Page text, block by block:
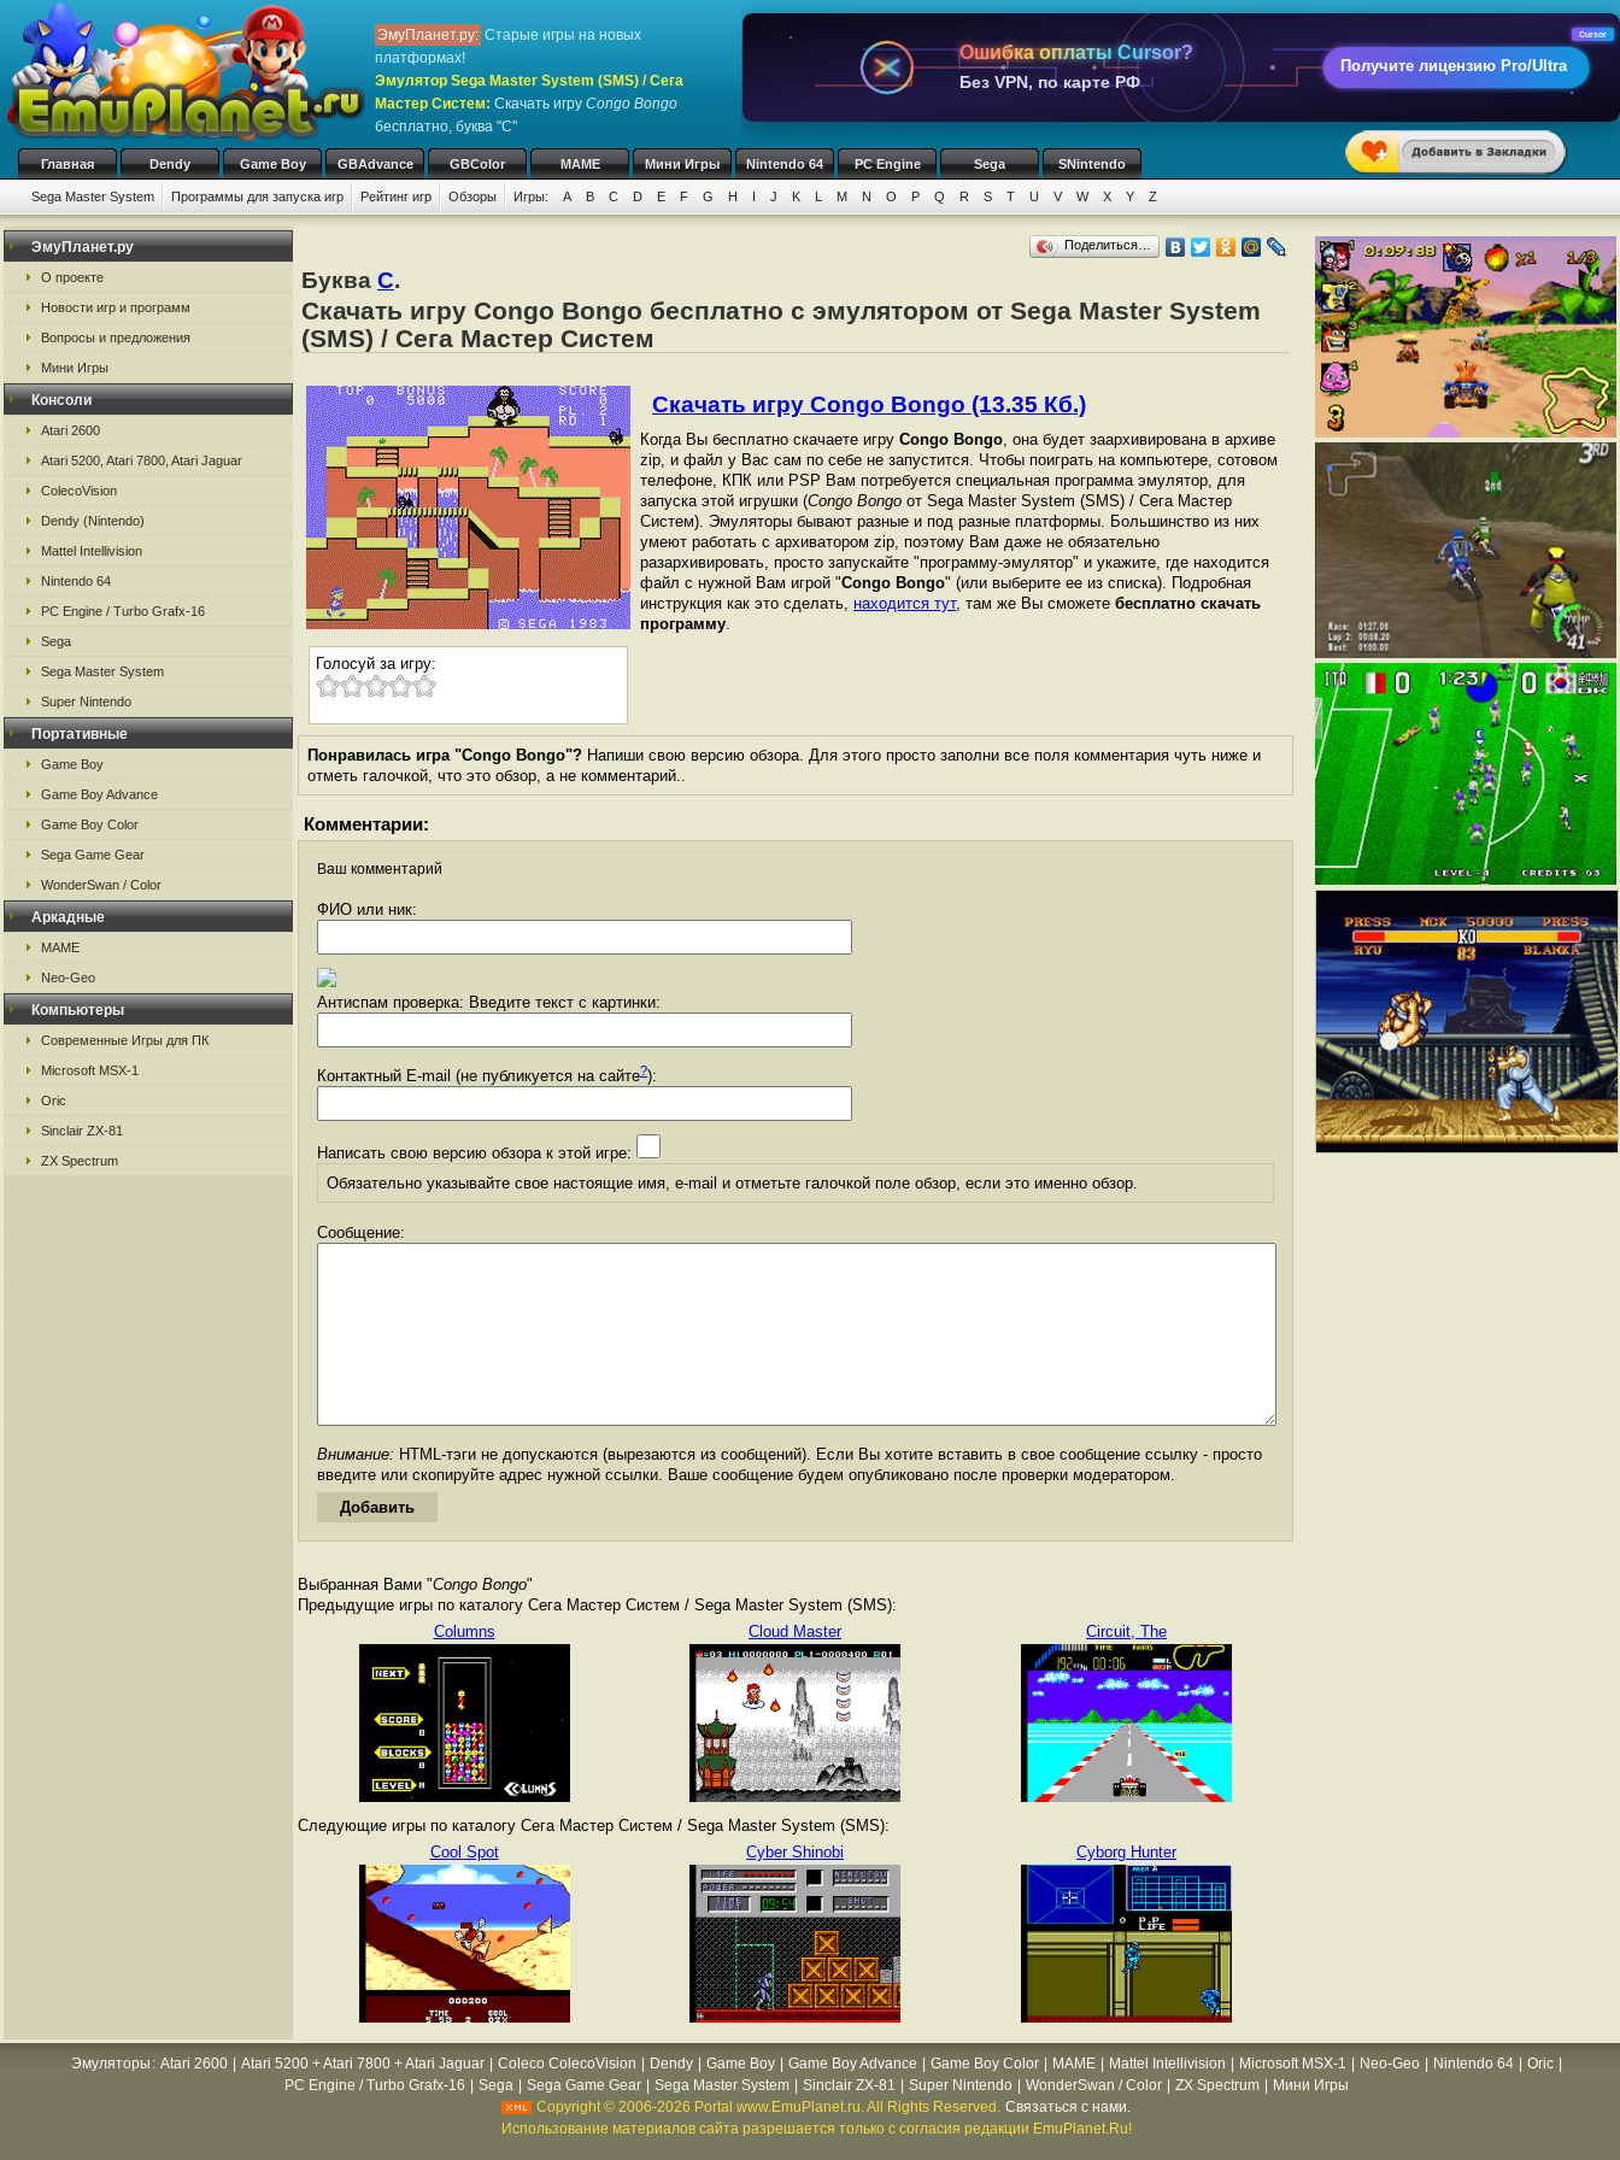
ЭмуПланет.ру: Старые игры на новых
платформах!
Эмулятор Sega Master System (SMS) / Сега
Мастер Систем: Скачать игру Congo Bongo
бесплатно, буква "C"
Ошибка оплаты Cursor?
Без VPN, по карте РФ
Получите лицензию Pro/Ultra
Cursor
Главная Dendy Game Boy GBAdvance GBColor MAME Мини Игры Nintendo 64 PC Engine Sega SNintendo
Sega Master System Программы для запуска игр Рейтинг игр Обзоры Игры: A B C D E F G H I J K L M N O P Q R S T U V W X Y Z
ЭмуПланет.ру
О проекте
Новости игр и программ
Вопросы и предложения
Мини Игры
Консоли
Atari 2600
Atari 5200, Atari 7800, Atari Jaguar
ColecoVision
Dendy (Nintendo)
Mattel Intellivision
Nintendo 64
PC Engine / Turbo Grafx-16
Sega
Sega Master System
Super Nintendo
Портативные
Game Boy
Game Boy Advance
Game Boy Color
Sega Game Gear
WonderSwan / Color
Аркадные
MAME
Neo-Geo
Компьютеры
Современные Игры для ПК
Microsoft MSX-1
Oric
Sinclair ZX-81
ZX Spectrum
Поделиться…
Буква C.
Скачать игру Congo Bongo бесплатно с эмулятором от Sega Master System
(SMS) / Сега Мастер Систем
Голосуй за игру:
Скачать игру Congo Bongo (13.35 Кб.)
Когда Вы бесплатно скачаете игру Congo Bongo, она будет заархивирована в архиве
zip, и файл у Вас сам по себе не запустится. Чтобы поиграть на компьютере, сотовом
телефоне, КПК или PSP Вам потребуется специальная программа эмулятор, для
запуска этой игрушки (Congo Bongo от Sega Master System (SMS) / Сега Мастер
Систем). Эмуляторы бывают разные и под разные платформы. Большинство из них
умеют работать с архиватором zip, поэтому Вам даже не обязательно
разархивировать, просто запускайте "программу-эмулятор" и укажите, где находится
файл с нужной Вам игрой "Congo Bongo" (или выберите ее из списка). Подробная
инструкция как это сделать, находится тут, там же Вы сможете бесплатно скачать
программу.
Понравилась игра "Congo Bongo"? Напиши свою версию обзора. Для этого просто заполни все поля комментария чуть ниже и
отметь галочкой, что это обзор, а не комментарий..
Комментарии:
Ваш комментарий
ФИО или ник:
Антиспам проверка: Введите текст с картинки:
Контактный E-mail (не публикуется на сайте?):
Написать свою версию обзора к этой игре:
Обязательно указывайте свое настоящие имя, e-mail и отметьте галочкой поле обзор, если это именно обзор.
Сообщение:
Внимание: HTML-тэги не допускаются (вырезаются из сообщений). Если Вы хотите вставить в свое сообщение ссылку - просто
введите или скопируйте адрес нужной ссылки. Ваше сообщение будем опубликовано после проверки модератором.
Выбранная Вами "Congo Bongo"
Предыдущие игры по каталогу Сега Мастер Систем / Sega Master System (SMS):
Columns
Cloud Master Circuit, The
Следующие игры по каталогу Сега Мастер Систем / Sega Master System (SMS):
Cool Spot
Cyber Shinobi Cyborg Hunter
Эмуляторы : Atari 2600 Atari 5200 + Atari 7800 + Atari Jaguar Coleco ColecoVision Dendy Game Boy Game Boy Advance Game Boy Color MAME Mattel Intellivision Microsoft MSX-1 Neo-Geo Nintendo 64 Oric
PC Engine / Turbo Grafx-16
Sega Sega Game Gear Sega Master System Sinclair ZX-81 Super Nintendo WonderSwan / Color ZX Spectrum
Мини Игры
Copyright © 2006-2026 Portal www.EmuPlanet.ru. All Rights Reserved. Связаться с нами.
Использование материалов сайта разрешается только с согласия редакции EmuPlanet.Ru!